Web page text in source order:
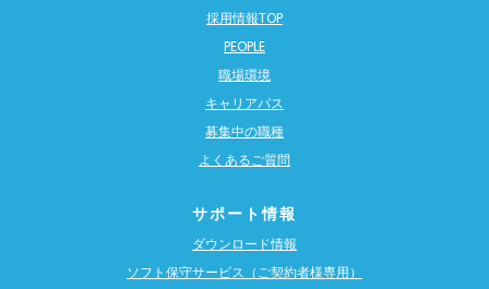
採用情報TOP
PEOPLE
職場環境
キャリアパス
募集中の職種
よくあるご質問
サポート情報
ダウンロード情報
ソフト保守サービス（ご契約者様専用）